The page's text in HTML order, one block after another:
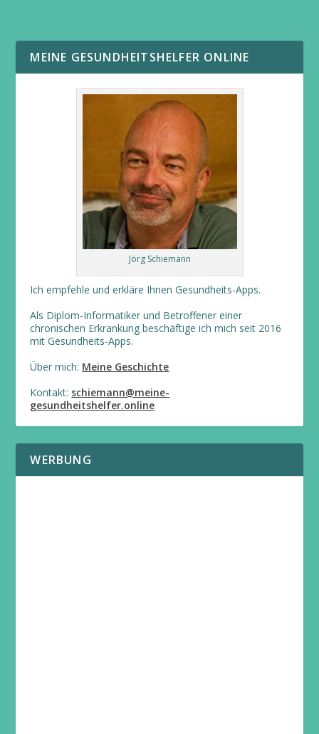
MEINE GESUNDHEITSHELFER ONLINE
Jörg Schiemann
Ich empfehle und erkläre Ihnen Gesundheits-Apps.
Als Diplom-Informatiker und Betroffener einer
chronischen Erkrankung beschäftige ich mich seit 2016
mit Gesundheits-Apps.
Über mich: Meine Geschichte
Kontakt: schiemann@meine-
gesundheitshelfer.online
WERBUNG